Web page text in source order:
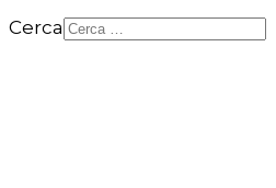
Cerca